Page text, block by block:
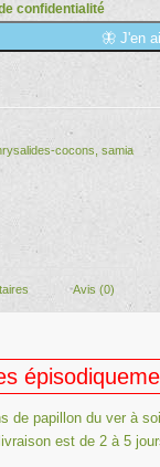
confidentialité
🦋 J'en
cocons ,samia
Avis (0)
de papillon du ver à
est de 2 à 5